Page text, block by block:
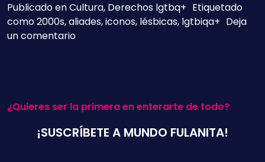
Publicado enCultura, Derechos lgtbq+ Etiquetado
como2000s,aliades,iconos, lésbicas, lgtbiqa+ Deja
un comentarioen Ídolas, iconos y aliades
¿Quieres ser la primera en enterarte de todo?
¡SUSCRÍBETE A MUNDO FULANITA!